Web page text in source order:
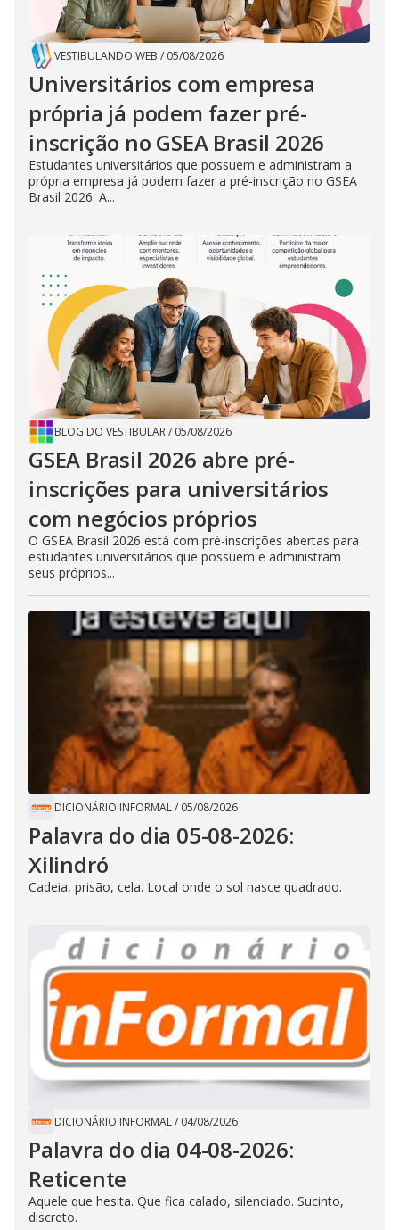
VESTIBULANDO WEB / 05/08/2026
Universitários com empresa
própria já podem fazer pré-
inscrição no GSEA Brasil 2026
Estudantes universitários que possuem e administram a
própria empresa já podem fazer a pré-inscrição no GSEA
Brasil 2026. A...
BLOG DO VESTIBULAR/ 05/08/2026
GSEA Brasil 2026 abre pré-
inscrições para universitários
com negócios próprios
O GSEA Brasil 2026 está com pré-inscrições abertas para
estudantes universitários que possuem e administram
seus próprios...
DICIONÁRIO INFORMAL/ 05/08/2026
Palavra do dia 05-08-2026:
Xilindró
Cadeia, prisão, cela. Local onde o sol nasce quadrado.
DICIONÁRIO INFORMAL/ 04/08/2026
Palavra do dia 04-08-2026:
Reticente
Aquele que hesita. Que fica calado, silenciado. Sucinto,
discreto.